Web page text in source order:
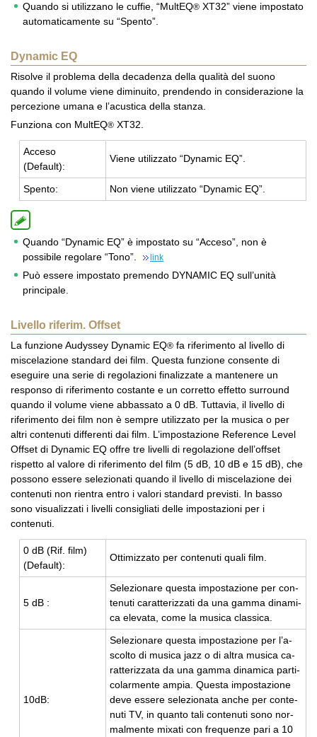
Quando si utilizzano le cuffie, “MultEQ® XT32” viene impostato
automaticamente su “Spento”.
Dynamic EQ
Risolve il problema della decadenza della qualità del suono
quando il volume viene diminuito, prendendo in considerazione la
percezione umana e l’acustica della stanza.
Funziona con MultEQ® XT32.
Ac­ce­so
(De­fault):
Viene uti­liz­za­to “Dy­na­mic EQ”.
Spen­to: Non viene uti­liz­za­to “Dy­na­mic EQ”.
Quando “Dynamic EQ” è impostato su “Acceso”, non è
possibile regolare “Tono”.
link
Può essere impostato premendo DYNAMIC EQ sull’unità
principale.
Livello riferim. Offset
La funzione Audyssey Dynamic EQ® fa riferimento al livello di
miscelazione standard dei film. Questa funzione consente di
eseguire una serie di regolazioni finalizzate a mantenere un
responso di riferimento costante e un corretto effetto surround
quando il volume viene abbassato a 0 dB. Tuttavia, il livello di
riferimento dei film non è sempre utilizzato per la musica o per
altri contenuti differenti dai film. L’impostazione Reference Level
Offset di Dynamic EQ offre tre livelli di regolazione dell’offset
rispetto al valore di riferimento del film (5 dB, 10 dB e 15 dB), che
possono essere selezionati quando il livello di miscelazione dei
contenuti non rientra entro i valori standard previsti. In basso
sono visualizzati i livelli consigliati delle impostazioni per i
contenuti.
0 dB (Rif. film)
(De­fault):
Ot­ti­miz­za­to per con­te­nu­ti quali film.
5 dB :
Se­le­zio­na­re que­sta im­po­sta­zio­ne per con­
te­nu­ti ca­rat­te­riz­za­ti da una gamma di­na­mi­
ca ele­va­ta, come la mu­si­ca clas­si­ca.
10dB:
Se­le­zio­na­re que­sta im­po­sta­zio­ne per l’a­
scol­to di mu­si­ca jazz o di altra mu­si­ca ca­
rat­te­riz­za­ta da una gamma di­na­mi­ca par­ti­
co­lar­men­te ampia. Que­sta im­po­sta­zio­ne
deve es­se­re se­le­zio­na­ta anche per con­te­
nu­ti TV, in quan­to tali con­te­nu­ti sono nor­
mal­men­te mi­xa­ti con fre­quen­ze pari a 10